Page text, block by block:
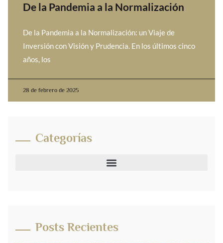
De la Pandemia a la Normalización
De la Pandemia a la Normalización: un Viaje de
Inversión con Visión y Prudencia. En los últimos cinco
años, los
28 de febrero de 2025
Categorías
Posts Recientes